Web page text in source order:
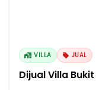
VILLA JUAL
Dijual Villa